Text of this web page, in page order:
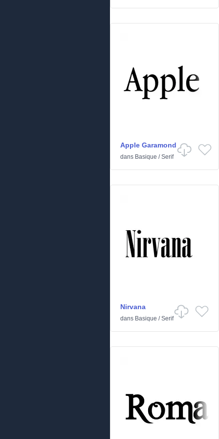
Apple Garamond
dans Basique /Serif
Nirvana
dans Basique /Serif